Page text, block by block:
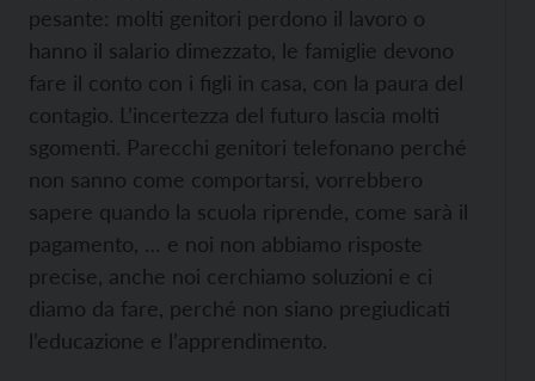
pesante: molti genitori perdono il lavoro o
hanno il salario dimezzato, le famiglie devono
fare il conto con i figli in casa, con la paura del
contagio. L’incertezza del futuro lascia molti
sgomenti. Parecchi genitori telefonano perché
non sanno come comportarsi, vorrebbero
sapere quando la scuola riprende, come sarà il
pagamento, … e noi non abbiamo risposte
precise, anche noi cerchiamo soluzioni e ci
diamo da fare, perché non siano pregiudicati
l’educazione e l’apprendimento.